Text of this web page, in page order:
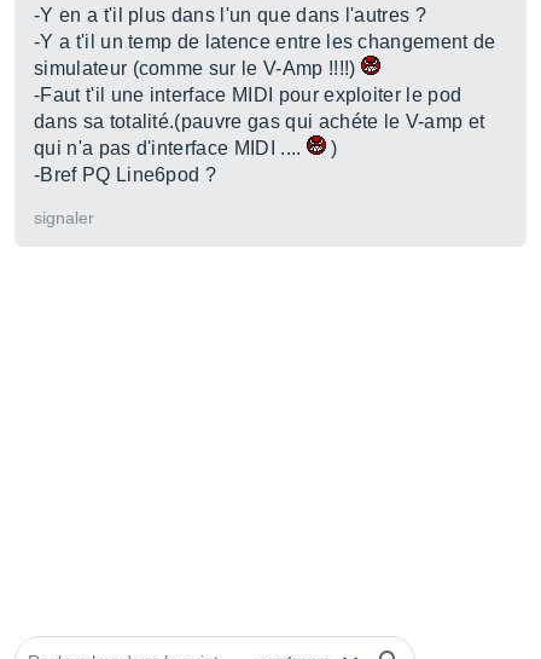
-Y en a t'il plus dans l'un que dans l'autres ?
-Y a t'il un temp de latence entre les changement de
simulateur (comme sur le V-Amp !!!!)
-Faut t'il une interface MIDI pour exploiter le pod
dans sa totalité.(pauvre gas qui achéte le V-amp et
qui n'a pas d'interface MIDI ....
)
-Bref PQ Line6pod ?
signaler